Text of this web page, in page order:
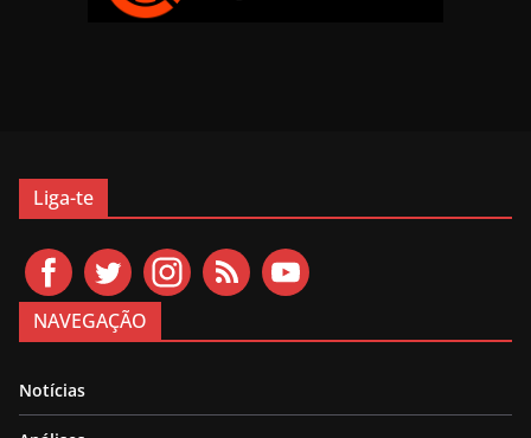
Liga-te
NAVEGAÇÃO
Notícias